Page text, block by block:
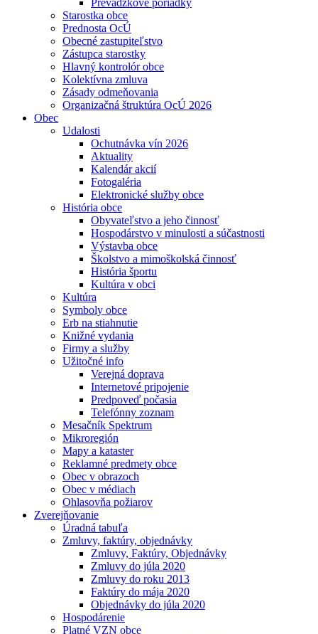
Prevádzkové poriadky
Starostka obce
Prednosta OcÚ
Obecné zastupiteľstvo
Zástupca starostky
Hlavný kontrolór obce
Kolektívna zmluva
Zásady odmeňovania
Organizačná štruktúra OcÚ 2026
Obec
Udalosti
Ochutnávka vín 2026
Aktuality
Kalendár akcií
Fotogaléria
Elektronické služby obce
História obce
Obyvateľstvo a jeho činnosť
Hospodárstvo v minulosti a súčastnosti
Výstavba obce
Školstvo a mimoškolská činnosť
História športu
Kultúra v obci
Kultúra
Symboly obce
Erb na stiahnutie
Knižné vydania
Firmy a služby
Užitočné info
Verejná doprava
Internetové pripojenie
Predpoveď počasia
Telefónny zoznam
Mesačník Spektrum
Mikroregión
Mapy a kataster
Reklamné predmety obce
Obec v obrazoch
Obec v médiach
Ohlasovňa požiarov
Zverejňovanie
Úradná tabuľa
Zmluvy, faktúry, objednávky
Zmluvy, Faktúry, Objednávky
Zmluvy do júla 2020
Zmluvy do roku 2013
Faktúry do mája 2020
Objednávky do júla 2020
Hospodárenie
Platné VZN obce